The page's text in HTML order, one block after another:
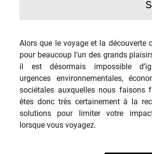
Alors que le voyage et la découverte
pour beaucoup l’un des grands
il est désormais impossible
urgences environnementales,
sociétales auxquelles nous faisons
êtes donc très certainement à la
solutions pour limiter votre
lorsque vous voyagez.